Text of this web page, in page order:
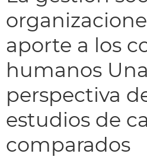
aporte a los
humanos Una
perspectiva
estudios de
comparados